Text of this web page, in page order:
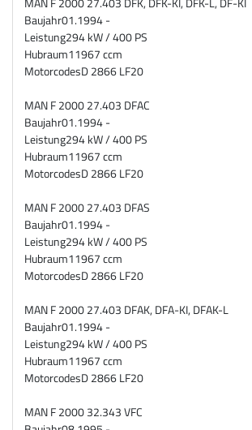
Baujahr01.1994 -
Leistung294 kW / 400 PS
Hubraum11967 ccm
MotorcodesD 2866 LF20
MAN F 2000 27.403 DFAC
Baujahr01.1994 -
Leistung294 kW / 400 PS
Hubraum11967 ccm
MotorcodesD 2866 LF20
MAN F 2000 27.403 DFAS
Baujahr01.1994 -
Leistung294 kW / 400 PS
Hubraum11967 ccm
MotorcodesD 2866 LF20
MAN F 2000 27.403 DFAK, DFA-KI, DFAK-L
Baujahr01.1994 -
Leistung294 kW / 400 PS
Hubraum11967 ccm
MotorcodesD 2866 LF20
MAN F 2000 32.343 VFC